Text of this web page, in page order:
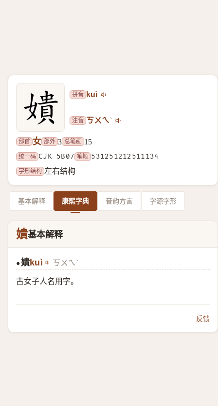
拼音 kuì
注音 ㄎㄨㄟˋ
部首 女 部外 3 总笔画 15
统一码 CJK 5B07 笔顺 531251212511134
字形结构 左右结构
基本解释 康熙字典 音韵方言 字源字形
嬇基本解释
●嬇kuì ㄎㄨㄟˋ
古女子人名用字。
反馈